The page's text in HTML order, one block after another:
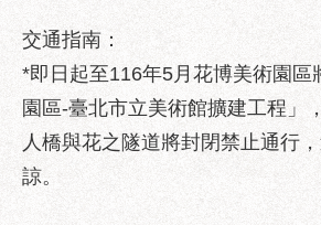
彙
陳
情
系
統
交通指南：
*即日起至116年5月花博美術園區
園區-臺北市立美術館擴建工程」
人橋與花之隧道將封閉禁止通行
諒。